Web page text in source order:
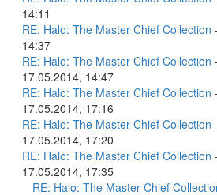
14:11
RE: Halo: The Master Chief Collection
14:37
RE: Halo: The Master Chief Collection
17.05.2014, 14:47
RE: Halo: The Master Chief Collection
17.05.2014, 17:16
RE: Halo: The Master Chief Collection
17.05.2014, 17:20
RE: Halo: The Master Chief Collection
17.05.2014, 17:35
RE: Halo: The Master Chief